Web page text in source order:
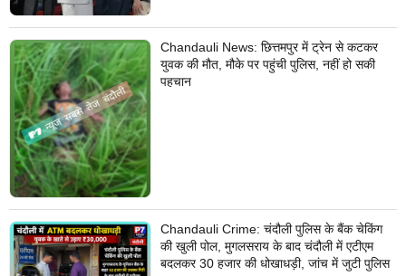
Chandauli News: छित्तमपुर में ट्रेन से कटकर
युवक की मौत, मौके पर पहुंची पुलिस, नहीं हो सकी
पहचान
Chandauli Crime: चंदौली पुलिस के बैंक चेकिंग
की खुली पोल, मुगलसराय के बाद चंदौली में एटीएम
बदलकर 30 हजार की धोखाधड़ी, जांच में जुटी पुलिस